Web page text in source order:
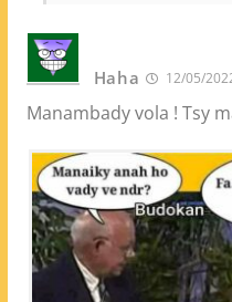
Haha 12/05/
Manambady vola ! Tsy